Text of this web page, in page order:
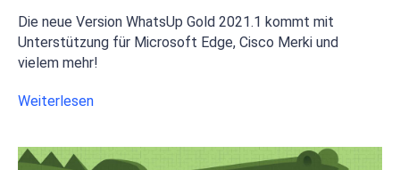
Die neue Version WhatsUp Gold 2021.1 kommt mit
Unterstützung für Microsoft Edge, Cisco Merki und
vielem mehr!
Weiterlesen